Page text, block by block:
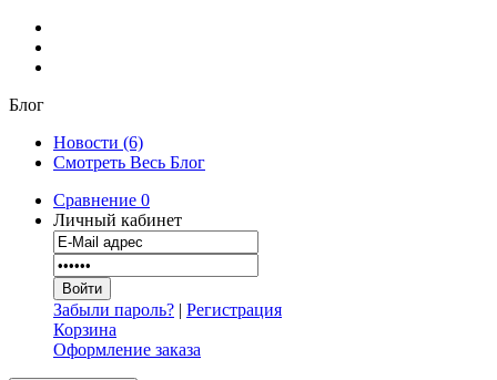
Блог
Новости (6)
Смотреть Весь Блог
Сравнение 0
Личный кабинет
Забыли пароль? | Регистрация
Корзина
Оформление заказа